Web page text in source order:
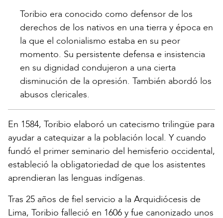
Toribio era conocido como defensor de los
derechos de los nativos en una tierra y época en
la que el colonialismo estaba en su peor
momento. Su persistente defensa e insistencia
en su dignidad condujeron a una cierta
disminución de la opresión. También abordó los
abusos clericales.
En 1584, Toribio elaboró un catecismo trilingüe para
ayudar a catequizar a la población local. Y cuando
fundó el primer seminario del hemisferio occidental,
estableció la obligatoriedad de que los asistentes
aprendieran las lenguas indígenas.
Tras 25 años de fiel servicio a la Arquidiócesis de
Lima, Toribio falleció en 1606 y fue canonizado unos